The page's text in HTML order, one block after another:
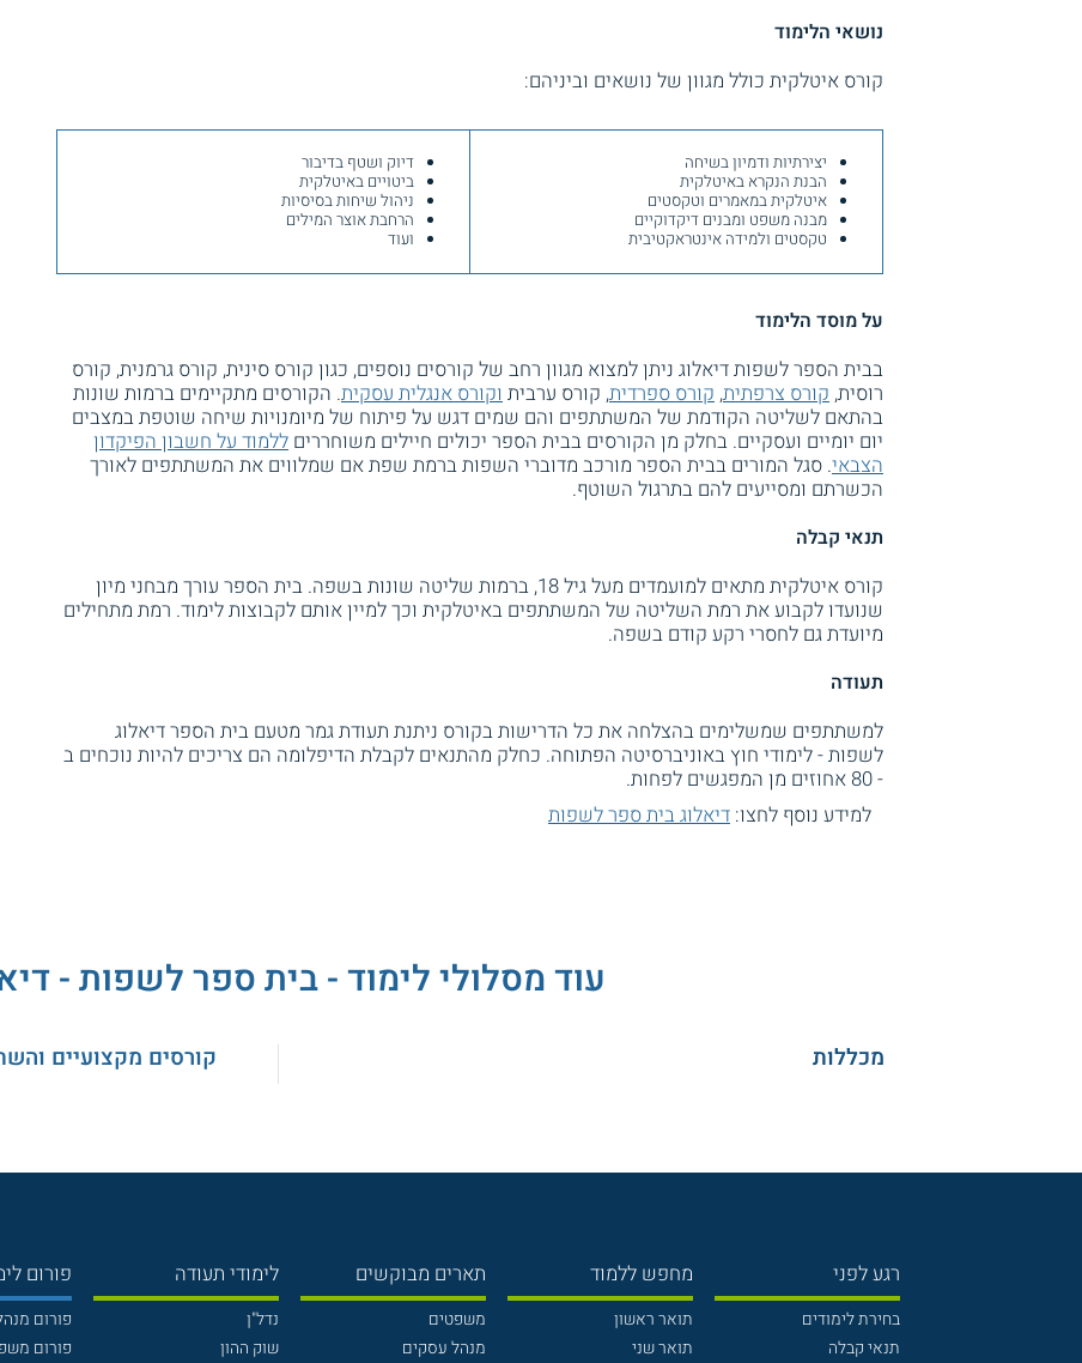
נושאי הלימוד
קורס איטלקית כולל מגוון של נושאים וביניהם:
יצירתיות ודמיון בשיחה
הבנת הנקרא באיטלקית
איטלקית במאמרים וטקסטים
מבנה משפט ומבנים דיקדוקיים
טקסטים ולמידה אינטראקטיבית
דיוק ושטף בדיבור
ביטויים באיטלקית
ניהול שיחות בסיסיות
הרחבת אוצר המילים
ועוד
על מוסד הלימוד
בבית הספר לשפות דיאלוג ניתן למצוא מגוון רחב של קורסים נוספים, כגון קורס סינית, קורס גרמנית, קורס
רוסית,קורס צרפתית,קורס ספרדית, קורס ערביתוקורס אנגלית עסקית. הקורסים מתקיימים ברמות שונות
בהתאם לשליטה הקודמת של המשתתפים והם שמים דגש על פיתוח של מיומנויות שיחה שוטפת במצבים
יום יומיים ועסקיים. בחלק מן הקורסים בבית הספר יכולים חיילים משוחררים ללמוד על חשבון הפיקדון
הצבאי. סגל המורים בבית הספר מורכב מדוברי השפות ברמת שפת אם שמלווים את המשתתפים לאורך
הכשרתם ומסייעים להם בתרגול השוטף.
תנאי קבלה
קורס איטלקית מתאים למועמדים מעל גיל 18, ברמות שליטה שונות בשפה. בית הספר עורך מבחני מיון
שנועדו לקבוע את רמת השליטה של המשתתפים באיטלקית וכך למיין אותם לקבוצות לימוד. רמת מתחילים
מיועדת גם לחסרי רקע קודם בשפה.
תעודה
למשתתפים שמשלימים בהצלחה את כל הדרישות בקורס ניתנת תעודת גמר מטעם בית הספר דיאלוג
לשפות - לימודי חוץ באוניברסיטה הפתוחה. כחלק מהתנאים לקבלת הדיפלומה הם צריכים להיות נוכחים ב
- 80 אחוזים מן המפגשים לפחות.
למידע נוסף לחצו: דיאלוג בית ספר לשפות
עוד מסלולי לימוד - בית ספר לשפות -
מכללות קורסים מקצועיים
רגע לפני
בחירת לימודים
תנאי קבלה
מחפש ללמוד
תואר ראשון
תואר שני
תארים מבוקשים
משפטים
מנהל עסקים
לימודי תעודה
נדל"ן
שוק ההון
פורום
פורום
פורום